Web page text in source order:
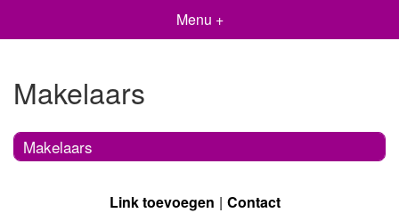
Menu +
Makelaars
Makelaars
Link toevoegen Contact